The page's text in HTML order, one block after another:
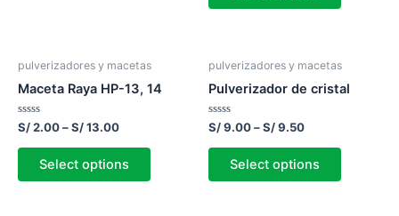
pulverizadores y macetas
Maceta Raya HP-13, 14
Rated
out
S/2.00–S/13.00
Select options
pulverizadores y macetas
Pulverizador de cristal
Rated
out
S/9.00–S/9.50
Select options